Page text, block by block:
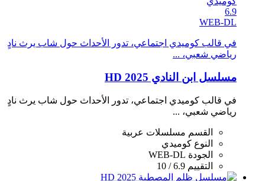
6.9
WEB-DL
في قالب كوميدي اجتماعي، تدور الأحداث حول شاب يرث نادٍ
رياضي شعبي، ...
مسلسل ابن النادي 2025 HD
في قالب كوميدي اجتماعي، تدور الأحداث حول شاب يرث نادٍ
رياضي شعبي، ...
القسم مسلسلات عربية
النوع كوميدي
الجودة WEB-DL
التقييم 6.9 / 10